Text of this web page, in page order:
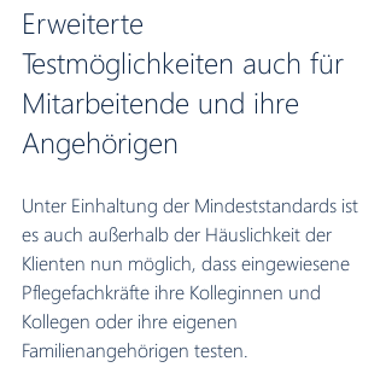
Erweiterte
Testmöglichkeiten auch für
Mitarbeitende und ihre
Angehörigen
Unter Einhaltung der Mindeststandards ist
es auch außerhalb der Häuslichkeit der
Klienten nun möglich, dass eingewiesene
Pflegefachkräfte ihre Kolleginnen und
Kollegen oder ihre eigenen
Familienangehörigen testen.